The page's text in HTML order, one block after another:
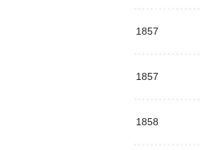
1857
1857
1858